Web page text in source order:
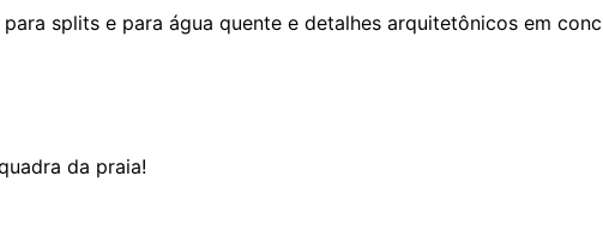
splits e para água quente e detalhes arquitetônicos em
da praia!